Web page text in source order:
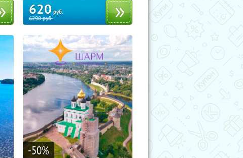
620 руб.
6290руб.
-50%